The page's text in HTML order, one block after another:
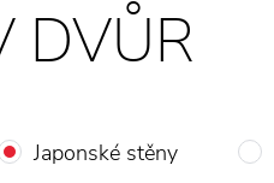
DVŮR
Japonské stěny